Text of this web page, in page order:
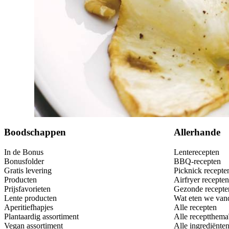
Boodschappen
In de Bonus
Bonusfolder
Gratis levering
Producten
Prijsfavorieten
Lente producten
Aperitiefhapjes
Plantaardig assortiment
Vegan assortiment
Allerhande
Lenterecepten
BBQ-recepten
Picknick
Airfryer recepten
Gezonde
Wat eten we
Alle recepten
Alle
Alle ingrediënten